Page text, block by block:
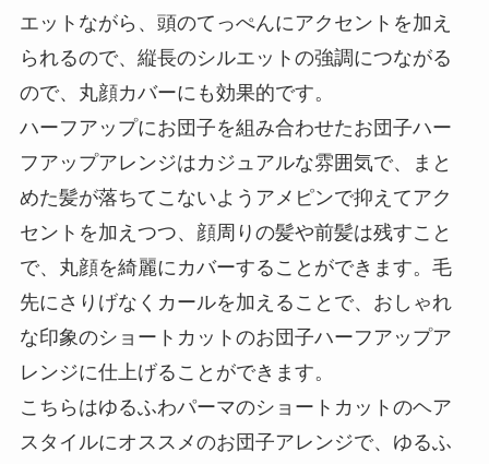
エットながら、頭のてっぺんにアクセントを加え
られるので、縦長のシルエットの強調につながる
ので、丸顔カバーにも効果的です。
ハーフアップにお団子を組み合わせたお団子ハー
フアップアレンジはカジュアルな雰囲気で、まと
めた髪が落ちてこないようアメピンで抑えてアク
セントを加えつつ、顔周りの髪や前髪は残すこと
で、丸顔を綺麗にカバーすることができます。毛
先にさりげなくカールを加えることで、おしゃれ
な印象のショートカットのお団子ハーフアップア
レンジに仕上げることができます。
こちらはゆるふわパーマのショートカットのヘア
スタイルにオススメのお団子アレンジで、ゆるふ